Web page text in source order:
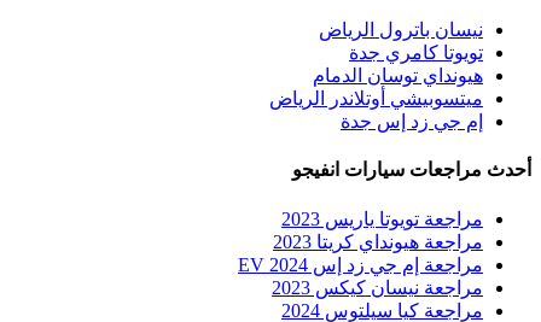
نيسان باترول الرياض
تويوتا كامري جدة
هيونداي توسان الدمام
ميتسوبيشي أوتلاندر الرياض
إم جي زد إس جدة
أحدث مراجعات سيارات انفيجو
مراجعة تويوتا ياريس 2023
مراجعة هيونداي كريتا 2023
مراجعة إم جي زد إس EV 2024
مراجعة نيسان كيكس 2023
مراجعة كيا سيلتوس 2024